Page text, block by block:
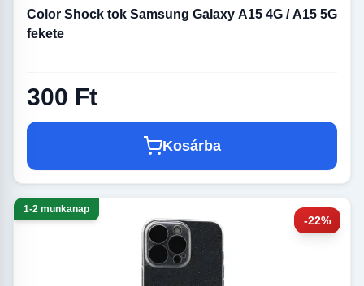
Color Shock tok Samsung Galaxy A15 4G / A15 5G
fekete
300 Ft
Kosárba
-22%
1-2 munkanap